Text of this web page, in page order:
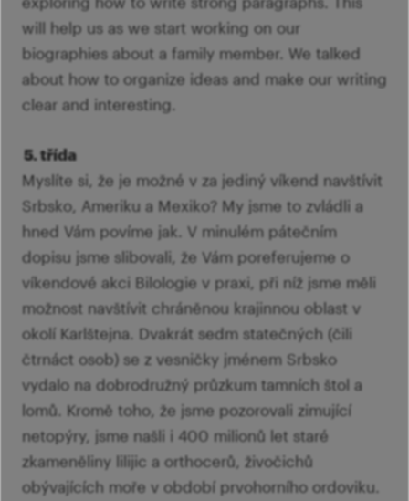
will help us as we start working on our
biographies about a family member. We talked
about how to organize ideas and make our writing
clear and interesting.
5. třída
Myslíte si, že je možné v za jediný víkend navštívit
Srbsko, Ameriku a Mexiko? My jsme to zvládli a
hned Vám povíme jak. V minulém pátečním
dopisu jsme slibovali, že Vám poreferujeme o
víkendové akci Bilologie v praxi, při níž jsme měli
možnost navštívit chráněnou krajinnou oblast v
okolí Karlštejna. Dvakrát sedm statečných (čili
čtrnáct osob) se z vesničky jménem Srbsko
vydalo na dobrodružný průzkum tamních štol a
lomů. Kromě toho, že jsme pozorovali zimující
netopýry, jsme našli i 400 milionů let staré
zkameněliny lilijic a orthocerů, živočichů
obývajících moře v období prvohorního ordoviku.